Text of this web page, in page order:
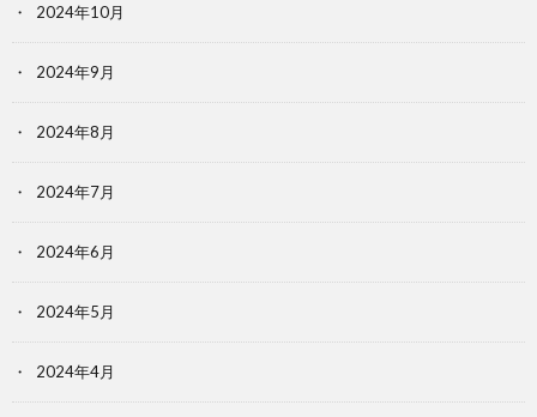
2024年10月
2024年9月
2024年8月
2024年7月
2024年6月
2024年5月
2024年4月